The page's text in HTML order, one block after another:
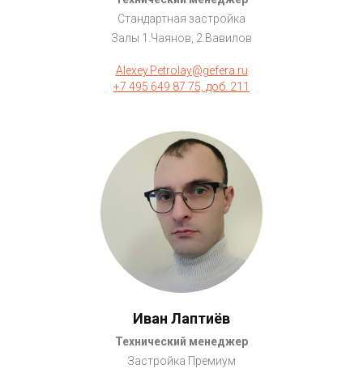
Стандартная застройка
Залы 1.Чаянов, 2.Вавилов
Alexey.Petrolay@gefera.ru
+7 495 649 87 75, доб. 211
Иван Лаптиёв
Технический менеджер
Застройка Премиум